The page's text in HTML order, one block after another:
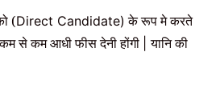
(Direct Candidate) के रूप मे करते
से कम आधी फीस देनी होंगी |यानि की